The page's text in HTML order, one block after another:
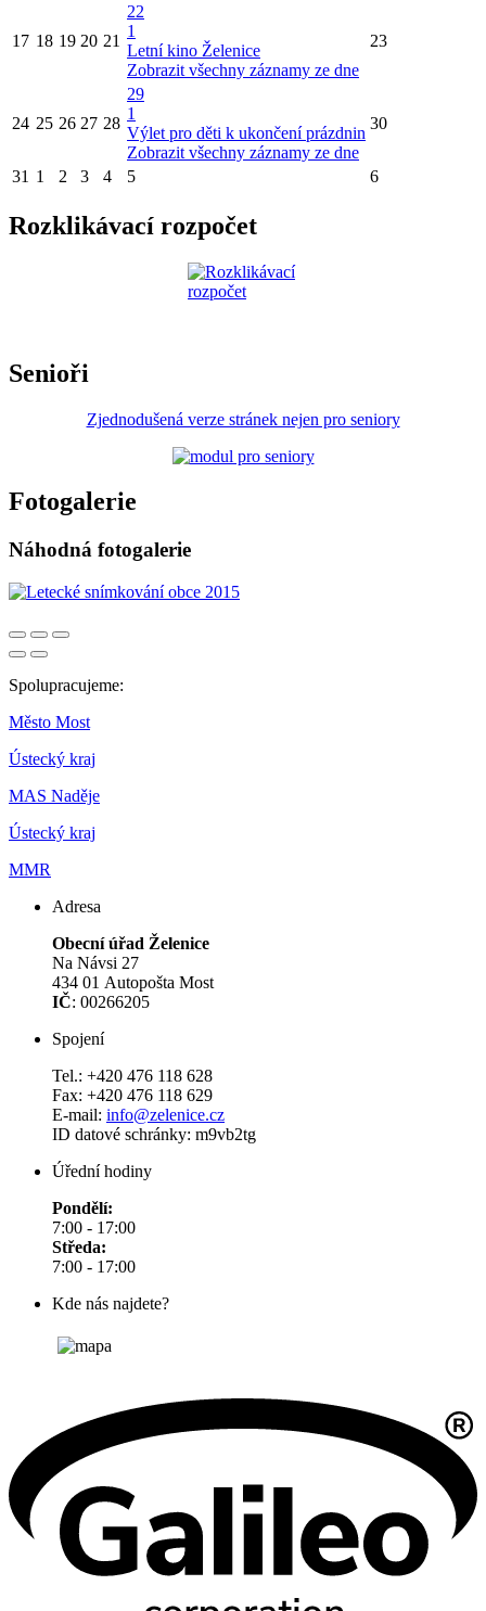
17 18 19 20 21
22
1
Letní kino Želenice
Zobrazit všechny záznamy ze dne
23
24 25 26 27 28
29
1
Výlet pro děti k ukončení prázdnin
Zobrazit všechny záznamy ze dne
30
31 1 2 3 4 5 6
Rozklikávací rozpočet
Senioři
Zjednodušená verze stránek nejen pro seniory
Fotogalerie
Náhodná fotogalerie
Spolupracujeme:
Město Most
Ústecký kraj
MAS Naděje
Ústecký kraj
MMR
Adresa
Obecní úřad Želenice
Na Návsi 27
434 01 Autopošta Most
IČ: 00266205
Spojení
Tel.: +420 476 118 628
Fax: +420 476 118 629
E-mail: info@zelenice.cz
ID datové schránky: m9vb2tg
Úřední hodiny
Pondělí:
7:00 - 17:00
Středa:
7:00 - 17:00
Kde nás najdete?